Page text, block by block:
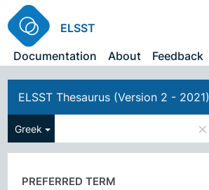
ELSST
Documentation
About Feedback
ELSST Thesaurus (Version 2 - 2021)
Greek ×
PREFERRED TERM